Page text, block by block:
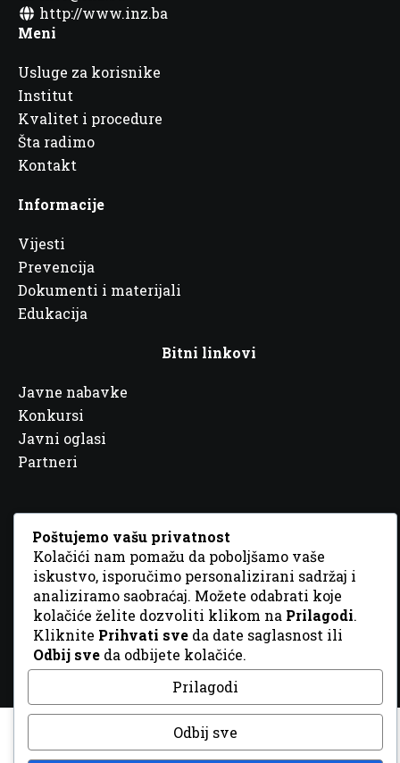
http://www.inz.ba
Meni
Usluge za korisnike
Institut
Kvalitet i procedure
Šta radimo
Kontakt
Informacije
Vijesti
Prevencija
Dokumenti i materijali
Edukacija
Bitni linkovi
Javne nabavke
Konkursi
Javni oglasi
Partneri
© 2026 Sva prava zadržana. DizajnGordonDM
Poštujemo vašu privatnost
Kolačići nam pomažu da poboljšamo vaše
iskustvo, isporučimo personalizirani sadržaj i
analiziramo saobraćaj. Možete odabrati koje
kolačiće želite dozvoliti klikom na Prilagodi.
Kliknite Prihvati sve da date saglasnost ili
Odbij sve da odbijete kolačiće.
Prilagodi
Odbij sve